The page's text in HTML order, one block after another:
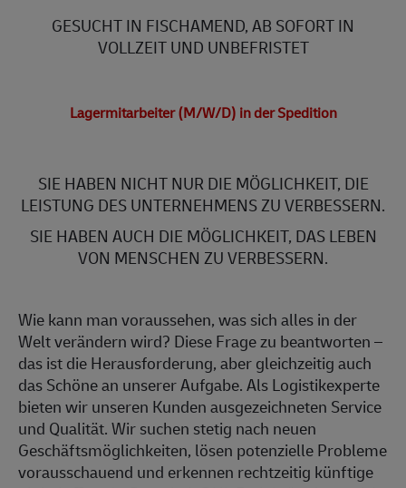
GESUCHT IN FISCHAMEND, AB SOFORT IN
VOLLZEIT UND UNBEFRISTET
Lagermitarbeiter (M/W/D) in der Spedition
SIE HABEN NICHT NUR DIE MÖGLICHKEIT, DIE
LEISTUNG DES UNTERNEHMENS ZU VERBESSERN.
SIE HABEN AUCH DIE MÖGLICHKEIT, DAS LEBEN
VON MENSCHEN ZU VERBESSERN.
Wie kann man voraussehen, was sich alles in der
Welt verändern wird? Diese Frage zu beantworten –
das ist die Herausforderung, aber gleichzeitig auch
das Schöne an unserer Aufgabe. Als Logistikexperte
bieten wir unseren Kunden ausgezeichneten Service
und Qualität. Wir suchen stetig nach neuen
Geschäftsmöglichkeiten, lösen potenzielle Probleme
vorausschauend und erkennen rechtzeitig künftige